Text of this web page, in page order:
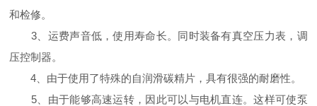
和检修。
3、运费声音低，使用寿命长。同时装备有真空压力表，调
压控制器。
4、由于使用了特殊的自润滑碳精片，具有很强的耐磨性。
5、由于能够高速运转，因此可以与电机直连。这样可使泵